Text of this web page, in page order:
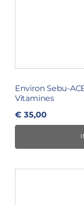
Environ Sebu-
Vitamines
€ 35,00